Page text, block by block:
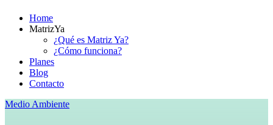
Home
MatrizYa
¿Qué es Matriz Ya?
¿Cómo funciona?
Planes
Blog
Contacto
Medio Ambiente